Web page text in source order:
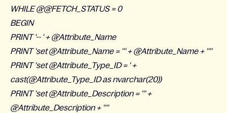
WHILE @@FETCH_STATUS = 0
BEGIN
PRINT '-- ' + @Attribute_Name
PRINT 'set @Attribute_Name = ''' + @Attribute_Name + ''''
PRINT 'set @Attribute_Type_ID = ' +
cast(@Attribute_Type_ID as nvarchar(20))
PRINT 'set @Attribute_Description = ''' +
@Attribute_Description + ''''